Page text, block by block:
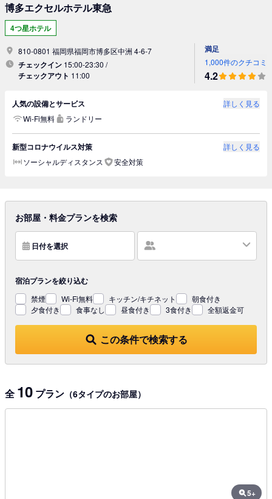
博多エクセルホテル東急
4つ星ホテル
810-0801 福岡県福岡市博多区中洲 4-6-7
チェックイン 15:00-23:30 /
チェックアウト 11:00
満足
1,000件のクチコミ
4.2
人気の設備とサービス
詳しく見る
Wi-Fi無料
ランドリー
新型コロナウイルス対策
詳しく見る
ソーシャルディスタンス
安全対策
お部屋・料金プランを検索
日付を選択
この条件で検索する
宿泊プランを絞り込む
禁煙 Wi-Fi無料 キッチン/キチネット
朝食付き
夕食付き
食事なし 昼食付き 3食付き 全額返金可
全 10 プラン （6タイプのお部屋）
5+